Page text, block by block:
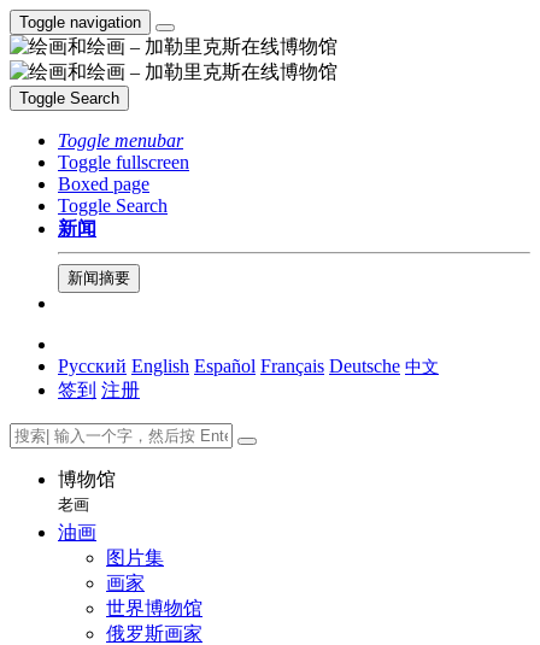
Toggle navigation
Toggle Search
Toggle menubar
Toggle fullscreen
Boxed page
Toggle Search
新闻
新闻摘要
Русский English Español Français Deutsche 中文
签到 注册
博物馆
老画
油画
图片集
画家
世界博物馆
俄罗斯画家